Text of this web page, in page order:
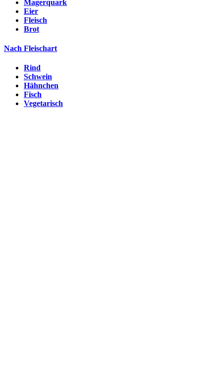
Magerquark
Eier
Fleisch
Brot
Nach Fleischart
Rind
Schwein
Hähnchen
Fisch
Vegetarisch